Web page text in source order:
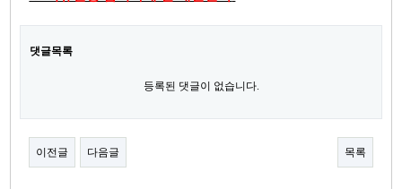
댓글목록
등록된 댓글이 없습니다.
이전글 다음글 목록